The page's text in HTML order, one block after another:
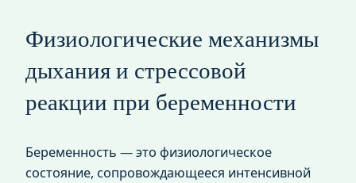
Физиологические механизмы
дыхания и стрессовой
реакции при беременности
Беременность — это физиологическое
состояние, сопровождающееся интенсивной